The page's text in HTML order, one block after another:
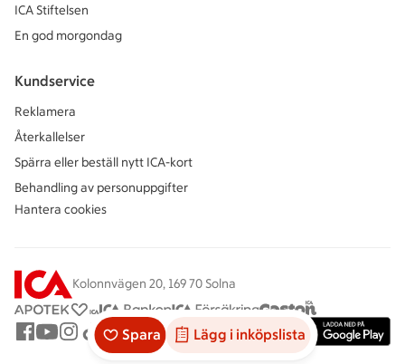
Spara Lägg i inköpslista
ICA Stiftelsen
En god morgondag
Kundservice
Reklamera
Återkallelser
Spärra eller beställ nytt ICA-kort
Behandling av personuppgifter
Hantera cookies
Kolonnvägen 20, 169 70 Solna